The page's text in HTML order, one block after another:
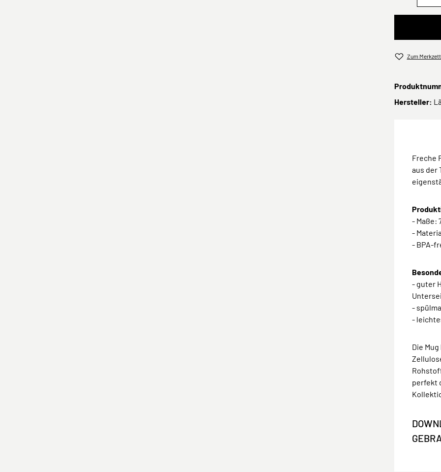
Zum
Hersteller:
Freche
aus der
- Maße:
-
- BPA-
- guter
-
-
Die
perfekt